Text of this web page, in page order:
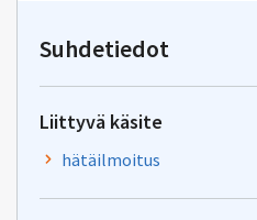
Suhdetiedot
Liittyvä käsite
hätäilmoitus